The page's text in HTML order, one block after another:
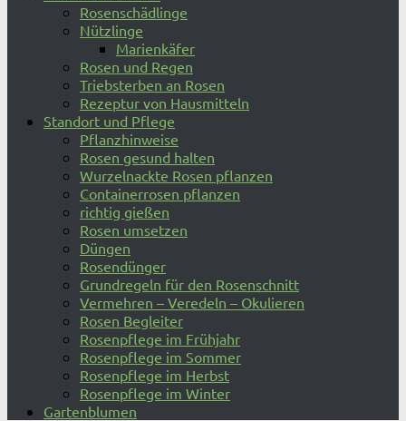
Rosenschädlinge
Nützlinge
Marienkäfer
Rosen und Regen
Triebsterben an Rosen
Rezeptur von Hausmitteln
Standort und Pflege
Pflanzhinweise
Rosen gesund halten
Wurzelnackte Rosen pflanzen
Containerrosen pflanzen
richtig gießen
Rosen umsetzen
Düngen
Rosendünger
Grundregeln für den Rosenschnitt
Vermehren – Veredeln – Okulieren
Rosen Begleiter
Rosenpflege im Frühjahr
Rosenpflege im Sommer
Rosenpflege im Herbst
Rosenpflege im Winter
Gartenblumen